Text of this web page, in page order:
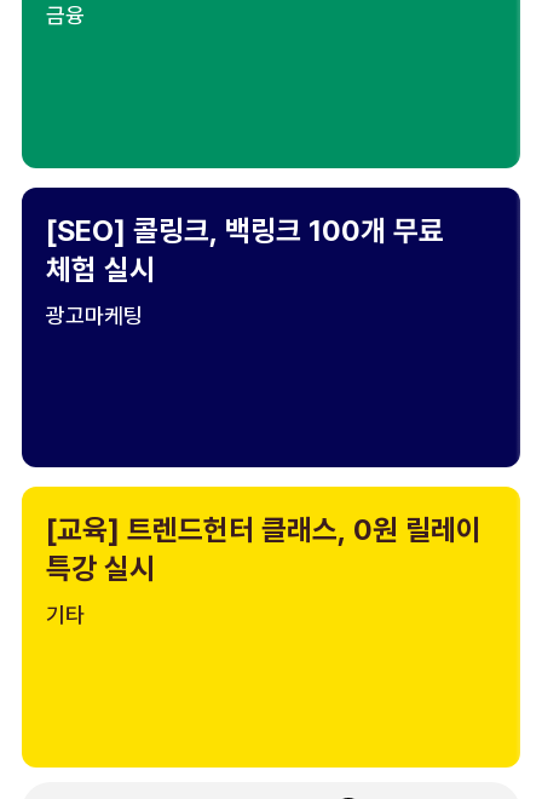
금융
[SEO] 콜링크, 백링크 100개 무료
체험 실시
광고마케팅
[교육] 트렌드헌터 클래스, 0원 릴레이
특강 실시
기타